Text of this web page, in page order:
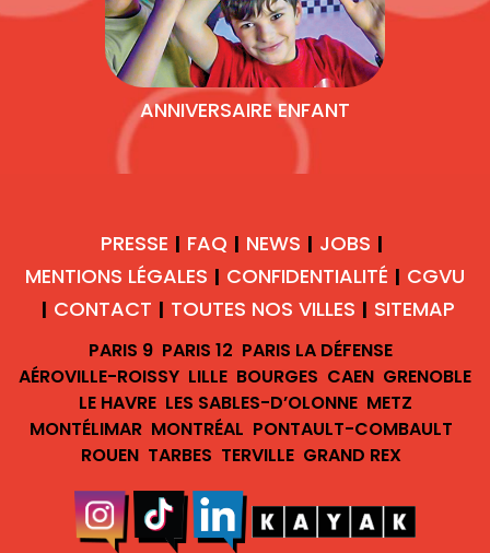
ANNIVERSAIRE ENFANT
PRESSE | FAQ | NEWS | JOBS |
MENTIONS LÉGALES | CONFIDENTIALITÉ | CGVU
| CONTACT | TOUTES NOS VILLES | SITEMAP
PARIS 9 PARIS 12 PARIS LA DÉFENSE
AÉROVILLE-ROISSY LILLE BOURGES CAEN GRENOBLE
LE HAVRE LES SABLES-D’OLONNE METZ
MONTÉLIMAR MONTRÉAL PONTAULT-COMBAULT
ROUEN TARBES TERVILLE GRAND REX